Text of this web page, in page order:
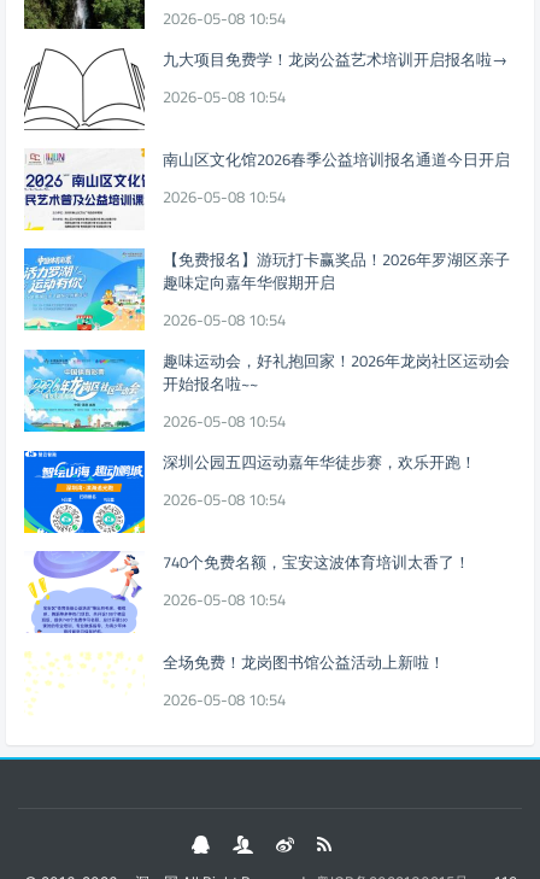
2026-05-08 10:54
九大项目免费学！龙岗公益艺术培训开启报名啦→
2026-05-08 10:54
南山区文化馆2026春季公益培训报名通道今日开启
2026-05-08 10:54
【免费报名】游玩打卡赢奖品！2026年罗湖区亲子
趣味定向嘉年华假期开启
2026-05-08 10:54
趣味运动会，好礼抱回家！2026年龙岗社区运动会
开始报名啦~~
2026-05-08 10:54
深圳公园五四运动嘉年华徒步赛，欢乐开跑！
2026-05-08 10:54
740个免费名额，宝安这波体育培训太香了！
2026-05-08 10:54
全场免费！龙岗图书馆公益活动上新啦！
2026-05-08 10:54